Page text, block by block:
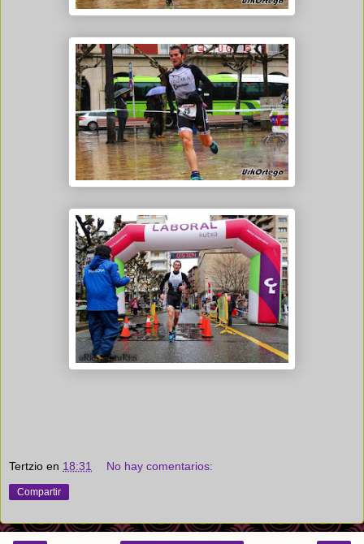
Tertzio en 18:31 No hay comentarios:
Compartir